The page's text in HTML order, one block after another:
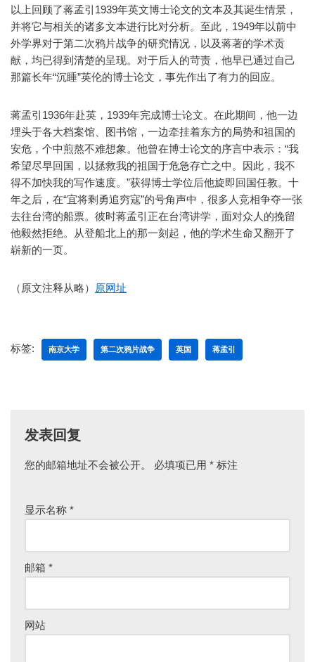
以上回顾了蒋孟引1939年英文博士论文的文本及其诞生情景，
并将它与相关的诸多文本进行比对分析。至此，1949年以前中
外学界对于第二次鸦片战争的研究情况，以及蒋著的学术贡
献，均已得到清楚的呈现。对于后人的苛责，他早已通过自己
那篇长年“沉睡”英伦的博士论文，事先作出了有力的回应。
蒋孟引1936年赴英，1939年完成博士论文。在此期间，他一边
埋头于各大档案馆、图书馆，一边牵挂着东方的局势和祖国的
安危，个中煎熬不难想象。他曾在博士论文的序言中表示：“我
希望尽早回国，以拯救我的祖国于危急存亡之中。因此，我不
得不加快我的写作速度。”获得博士学位后他旋即回国任教。十
年之后，在“宜将剩勇追穷寇”的号角声中，很多人竞相争夺一张
去往台湾的船票。彼时蒋孟引正在台湾讲学，面对众人的挽留
他毅然拒绝。从登船北上的那一刻起，他的学术生命又翻开了
崭新的一页。
（原文注释从略） 原网址
标签: 南京大学 第二次鸦片战争 英国 蒋孟引
发表回复
您的邮箱地址不会被公开。 必填项已用 * 标注
显示名称 *
邮箱 *
网站
A
r
a
ti